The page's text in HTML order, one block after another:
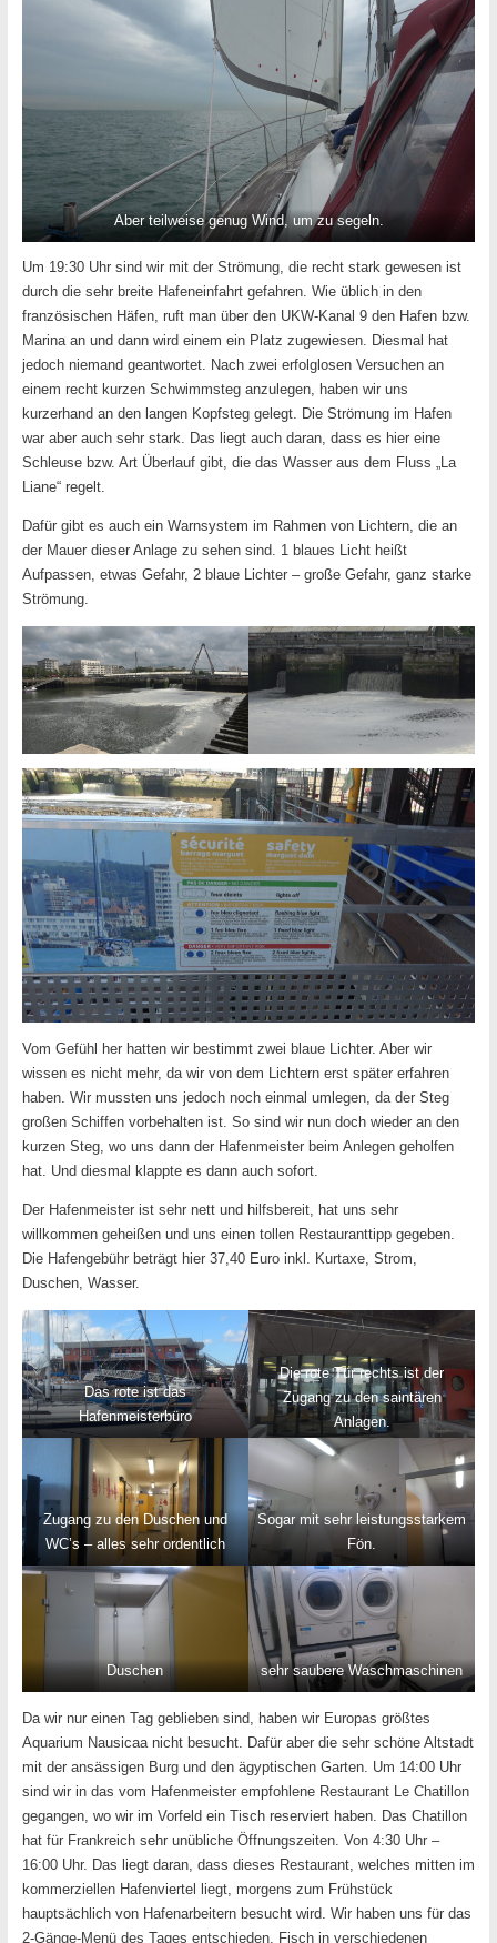
Aber teilweise genug Wind, um zu segeln.
Um 19:30 Uhr sind wir mit der Strömung, die recht stark gewesen ist
durch die sehr breite Hafeneinfahrt gefahren. Wie üblich in den
französischen Häfen, ruft man über den UKW-Kanal 9 den Hafen bzw.
Marina an und dann wird einem ein Platz zugewiesen. Diesmal hat
jedoch niemand geantwortet. Nach zwei erfolglosen Versuchen an
einem recht kurzen Schwimmsteg anzulegen, haben wir uns
kurzerhand an den langen Kopfsteg gelegt. Die Strömung im Hafen
war aber auch sehr stark. Das liegt auch daran, dass es hier eine
Schleuse bzw. Art Überlauf gibt, die das Wasser aus dem Fluss „La
Liane“ regelt.
Dafür gibt es auch ein Warnsystem im Rahmen von Lichtern, die an
der Mauer dieser Anlage zu sehen sind. 1 blaues Licht heißt
Aufpassen, etwas Gefahr, 2 blaue Lichter – große Gefahr, ganz starke
Strömung.
Vom Gefühl her hatten wir bestimmt zwei blaue Lichter. Aber wir
wissen es nicht mehr, da wir von dem Lichtern erst später erfahren
haben. Wir mussten uns jedoch noch einmal umlegen, da der Steg
großen Schiffen vorbehalten ist. So sind wir nun doch wieder an den
kurzen Steg, wo uns dann der Hafenmeister beim Anlegen geholfen
hat. Und diesmal klappte es dann auch sofort.
Der Hafenmeister ist sehr nett und hilfsbereit, hat uns sehr
willkommen geheißen und uns einen tollen Restauranttipp gegeben.
Die Hafengebühr beträgt hier 37,40 Euro inkl. Kurtaxe, Strom,
Duschen, Wasser.
Das rote ist das
Hafenmeisterbüro
Die rote Tür rechts ist der
Zugang zu den saintären
Anlagen.
Zugang zu den Duschen und
WC’s – alles sehr ordentlich
Sogar mit sehr leistungsstarkem
Fön.
Duschen sehr saubere Waschmaschinen
Da wir nur einen Tag geblieben sind, haben wir Europas größtes
Aquarium Nausicaa nicht besucht. Dafür aber die sehr schöne Altstadt
mit der ansässigen Burg und den ägyptischen Garten. Um 14:00 Uhr
sind wir in das vom Hafenmeister empfohlene Restaurant Le Chatillon
gegangen, wo wir im Vorfeld ein Tisch reserviert haben. Das Chatillon
hat für Frankreich sehr unübliche Öffnungszeiten. Von 4:30 Uhr –
16:00 Uhr. Das liegt daran, dass dieses Restaurant, welches mitten im
kommerziellen Hafenviertel liegt, morgens zum Frühstück
hauptsächlich von Hafenarbeitern besucht wird. Wir haben uns für das
2-Gänge-Menü des Tages entschieden. Fisch in verschiedenen